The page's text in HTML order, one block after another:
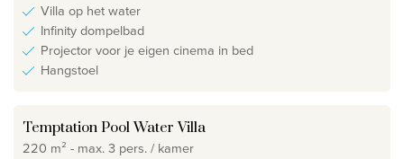
Villa op het water
Infinity dompelbad
Projector voor je eigen cinema in bed
Hangstoel
Temptation Pool Water Villa
220 m² - max. 3 pers. / kamer